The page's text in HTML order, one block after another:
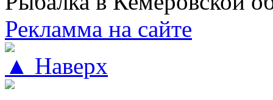
Рекламма на сайте
▲ Наверх